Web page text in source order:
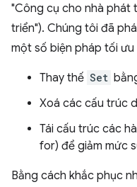
"Công cụ cho nhà phát
triển"). Chúng tôi đã
một số biện pháp tối ưu
Thay thế Set
Xoá các cấu trúc
Tái cấu trúc các
for) để giảm mức
Bằng cách khắc phục